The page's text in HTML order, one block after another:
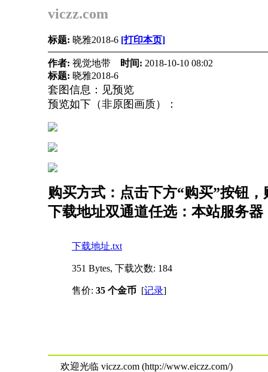
viczz.com
标题: 晓雅2018-6 [打印本页]
作者: 视觉地带 时间: 2018-10-10 08:02
标题: 晓雅2018-6
套图信息：见预览
预览如下（非原图画质）：
购买方式：点击下方“购买”按钮
下载地址双通道任选：本站服务
下载地址.txt
351 Bytes, 下载次数: 184
售价: 35 个金币 [记录]
欢迎光临 viczz.com (http://www.eiczz.com/)